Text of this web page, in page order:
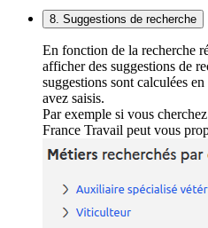
8. Suggestions de recherche
En fonction de la recherche
afficher des suggestions de
suggestions sont calculées
avez saisis.
Par exemple si vous
France Travail peut vous